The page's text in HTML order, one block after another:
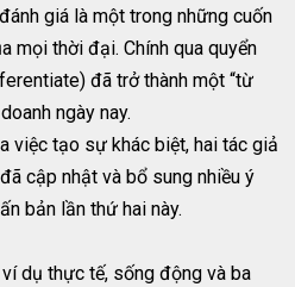
giá là một trong những cuốn
mọi thời đại. Chính qua quyển
đã trở thành một “từ
ngày nay.
việc tạo sự khác biệt, hai tác giả
cập nhật và bổ sung nhiều ý
bản lần thứ hai này.
dụ thực tế, sống động và ba